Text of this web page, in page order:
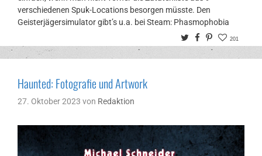
verschiedenen Spuk-Locations besorgen müsste. Den
Geisterjägersimulator gibt’s u.a. bei Steam: Phasmophobia
TwitterFacebook
Pinterest
201
Haunted: Fotografie und Artwork
27. Oktober 2023 von Redaktion